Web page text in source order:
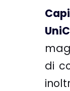
di